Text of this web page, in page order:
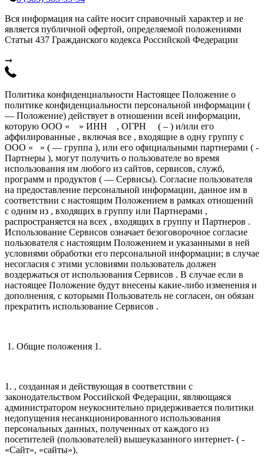
Вся информация на сайте носит справочный характер и не
является публичной офертой, определяемой положениями
Статьи 437 Гражданского кодекса Российской Федерации
➞
Политика конфиденциальности Настоящее Положение о
политике конфиденциальности персональной информации (
— Положение) действует в отношении всей информации,
которую ООО « » ИНН , ОГРН ( – ) и/или его
аффилированные , включая все , входящие в одну группу с
ООО « » ( — группа ), или его официальными партнерами ( -
Партнеры ), могут получить о пользователе во время
использования им любого из сайтов, сервисов, служб,
программ и продуктов ( — Сервисы). Согласие пользователя
на предоставление персональной информации, данное им в
соответствии с настоящим Положением в рамках отношений
с одним из , входящих в группу или Партнерами ,
распространяется на всех , входящих в группу и Партнеров .
Использование Сервисов означает безоговорочное согласие
пользователя с настоящим Положением и указанными в ней
условиями обработки его персональной информации; в случае
несогласия с этими условиями пользователь должен
воздержаться от использования Сервисов . В случае если в
настоящее Положение будут внесены какие-либо изменения и
дополнения, с которыми Пользователь не согласен, он обязан
прекратить использование Сервисов .
1. Общие положения 1.
1. , созданная и действующая в соответствии с
законодательством Российской Федерации, являющаяся
администратором неукоснительно придерживается политики
недопущения несанкционированного использования
персональных данных, полученных от каждого из
посетителей (пользователей) вышеуказанного интернет- ( -
«Сайт», «сайты»).